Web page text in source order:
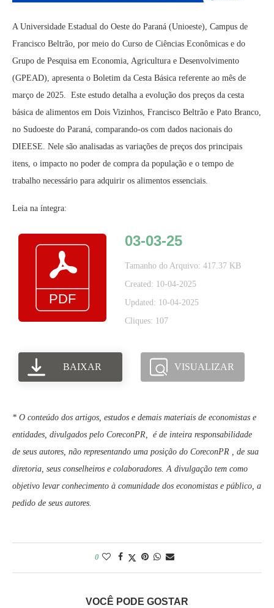
A Universidade Estadual do Oeste do Paraná (Unioeste), Campus de
Francisco Beltrão, por meio do Curso de Ciências Econômicas e do
Grupo de Pesquisa em Economia, Agricultura e Desenvolvimento
(GPEAD), apresenta o Boletim da Cesta Básica referente ao mês de
março de 2025. Este estudo detalha a evolução dos preços da cesta
básica de alimentos em Dois Vizinhos, Francisco Beltrão e Pato Branco,
no Sudoeste do Paraná, comparando-os com dados nacionais do
DIEESE. Nele são analisadas as variações de preços dos principais
itens, o impacto no poder de compra da população e o tempo de
trabalho necessário para adquirir os alimentos essenciais.
Leia na íntegra:
03-03-25
Tamanho do Arquivo: 417.37 KB
Created: 10-04-2025
Updated: 10-04-2025
Cliques: 107
BAIXAR VISUALIZAR
* O conteúdo dos artigos, estudos e demais materiais de economistas e
entidades, divulgados pelo CoreconPR, é de inteira responsabilidade
de seus autores, não representando uma posição do CoreconPR , de sua
diretoria, seus conselheiros e colaboradores. A divulgação tem como
objetivo levar conhecimento à comunidade dos economistas e público, a
pedido de seus autores.
0
VOCÊ PODE GOSTAR